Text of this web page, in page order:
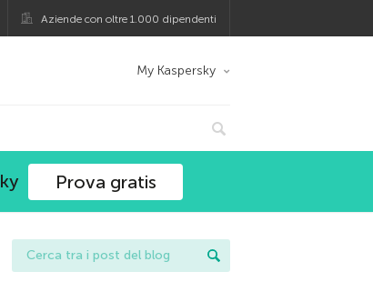
Aziende con oltre 1.000 dipendenti
My Kaspersky
Prova gratis